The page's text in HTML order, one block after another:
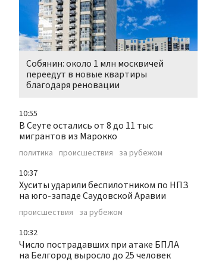
Собянин: около 1 млн москвичей
переедут в новые квартиры
благодаря реновации
10:55
В Сеуте остались от 8 до 11 тыс
мигрантов из Марокко
политика происшествия за рубежом
10:37
Хуситы ударили беспилотником по НПЗ
на юго-западе Саудовской Аравии
происшествия за рубежом
10:32
Число пострадавших при атаке БПЛА
на Белгород выросло до 25 человек